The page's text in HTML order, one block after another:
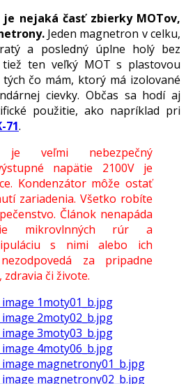
nejaká časť zbierky MOTov,
Jeden magnetron v celku,
a posledný úplne holý bez
tiež ten veľký MOT s plastovou
čo mám, ktorý má izolované
cievky. Občas sa hodí aj
použitie, ako napríklad pri
71.
je veľmi nebezpečný
napätie 2100V je
Kondenzátor môže ostať
zariadenia. Všetko robíte
Článok nenapáda
mikrovlnných rúr a
s nimi alebo ich
za pripadne
či živote.